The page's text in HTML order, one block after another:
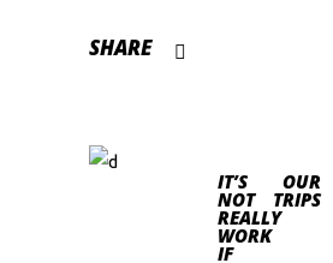
SHARE
IT’S
NOT
REALLY
WORK
IF
OUR
TRIPS